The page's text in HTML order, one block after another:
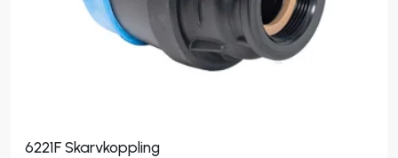
6221F Skarvkoppling